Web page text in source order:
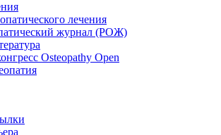
лечения
журнал (РОЖ)
Osteopathy Open